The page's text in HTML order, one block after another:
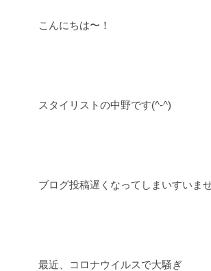
こんにちは〜！
スタイリストの中野です(^-^)
ブログ投稿遅くなってしまいすいま
最近、コロナウイルスで大騒ぎ